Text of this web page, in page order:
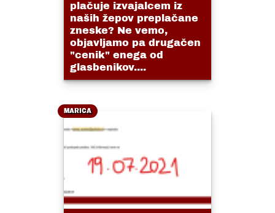
plačuje izvajalcem iz
naših žepov preplačane
zneske? Ne vemo,
objavljamo pa drugačen
"cenik" enega od
glasbenikov....
MARICA